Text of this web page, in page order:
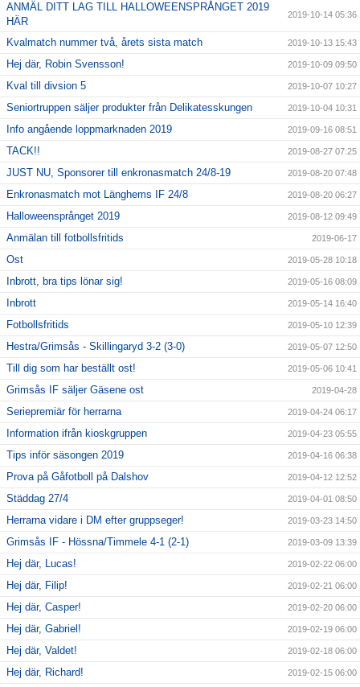
ANMÄL DITT LAG TILL HALLOWEENSPRÅNGET 2019
HÄR
2019-10-14 05:36
Kvalmatch nummer två, årets sista match 2019-10-13 15:43
Hej där, Robin Svensson! 2019-10-09 09:50
Kval till divsion 5 2019-10-07 10:27
Seniortruppen säljer produkter från Delikatesskungen 2019-10-04 10:31
Info angående loppmarknaden 2019 2019-09-16 08:51
TACK!! 2019-08-27 07:25
JUST NU, Sponsorer till enkronasmatch 24/8-19 2019-08-20 07:48
Enkronasmatch mot Länghems IF 24/8 2019-08-20 06:27
Halloweensprånget 2019 2019-08-12 09:49
Anmälan till fotbollsfritids 2019-06-17
Ost 2019-05-28 10:18
Inbrott, bra tips lönar sig! 2019-05-16 08:09
Inbrott 2019-05-14 16:40
Fotbollsfritids 2019-05-10 12:39
Hestra/Grimsås - Skillingaryd 3-2 (3-0) 2019-05-07 12:50
Till dig som har beställt ost! 2019-05-06 10:41
Grimsås IF säljer Gäsene ost 2019-04-28
Seriepremiär för herrarna 2019-04-24 06:17
Information ifrån kioskgruppen 2019-04-23 05:55
Tips inför säsongen 2019 2019-04-16 06:38
Prova på Gåfotboll på Dalshov 2019-04-12 12:52
Städdag 27/4 2019-04-01 08:50
Herrarna vidare i DM efter gruppseger! 2019-03-23 14:50
Grimsås IF - Hössna/Timmele 4-1 (2-1) 2019-03-09 13:39
Hej där, Lucas! 2019-02-22 06:00
Hej där, Filip! 2019-02-21 06:00
Hej där, Casper! 2019-02-20 06:00
Hej där, Gabriel! 2019-02-19 06:00
Hej där, Valdet! 2019-02-18 06:00
Hej där, Richard! 2019-02-15 06:00